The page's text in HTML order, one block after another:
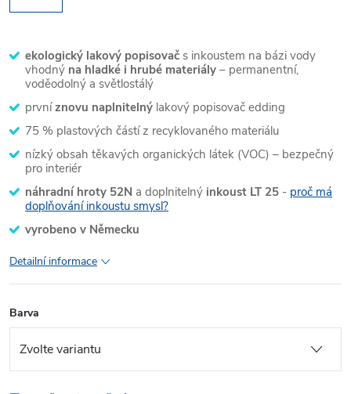
ekologický lakový popisovač s inkoustem na bázi vody
vhodný na hladké i hrubé materiály – permanentní,
voděodolný a světlostálý
prvníznovu naplnitelný lakový popisovač edding
75 % plastových částí z recyklovaného materiálu
nízký obsah těkavých organických látek (VOC) – bezpečný
pro interiér
náhradní hroty 52N a doplnitelný inkoust LT 25 - proč má
doplňování inkoustu smysl?
vyrobeno v Německu
Detailní informace
Barva